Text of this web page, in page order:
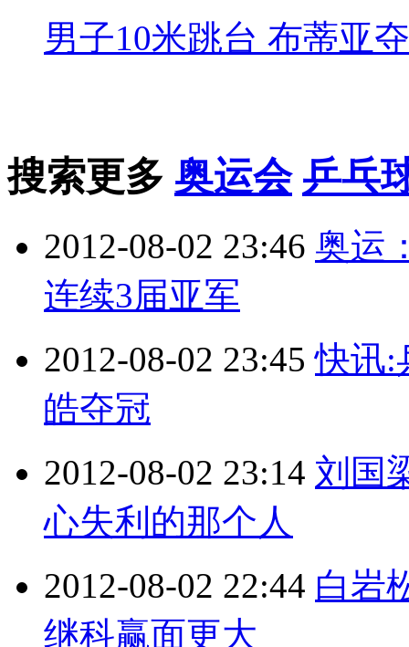
男子10米跳台 布蒂亚
搜索更多 奥运会 乒乓
2012-08-02 23:46 奥运
连续3届亚军
2012-08-02 23:45 快讯:
皓夺冠
2012-08-02 23:14 刘国
心失利的那个人
2012-08-02 22:44 白岩
继科赢面更大